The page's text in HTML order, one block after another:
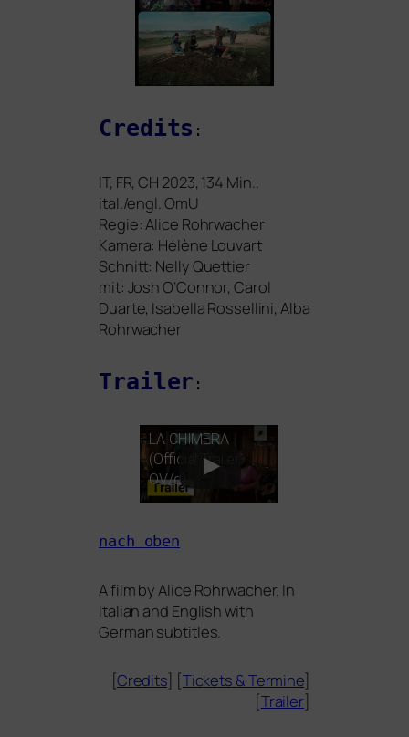
Credits :
IT, FR,CH 2023, 134 Min.,
ital./engl. OmU
Regie: Alice Rohrwacher
Kamera: Hélène Louvart
Schnitt: Nelly Quettier
mit: Josh O’Connor, Carol
Duarte, Isabella Rossellini, Alba
Rohrwacher
Trailer :
LA CHIMERA
(Official Trailer,
OV/d)
nach oben
A film by Alice Rohrwacher. In
Italian and English with
German subtitles.
[Credits] [Tickets &Termine]
[Trailer]